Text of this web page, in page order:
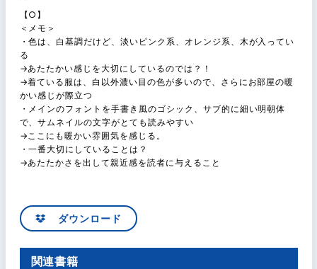
【○】
＜メモ＞
・色は、白基調だけど、淡いピンク系、オレンジ系、木が入ってい
る
→あたたかい感じを大切にしているのでは？！
→着ている服は、白以外濃い目の色が多いので、さらにお部屋の暖
かい感じが際立つ
・メインのフォントを手書き風のゴシック、サブ的に細い明朝体
で、サムネイルの文字がとても読みやすい
→ここにも暖かい雰囲気を感じる。
・一番大切にしていることは？
→あたたかさを出して親近感を読者に与えること
ダウンロード
関連書籍